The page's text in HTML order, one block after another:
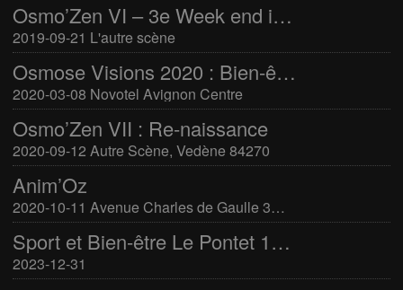
Osmo’Zen VI – 3e Week end international du bien-être
2019-09-21 L'autre scène
Osmose Visions 2020 : Bien-être et arts divinatoires
2020-03-08 Novotel Avignon Centre
Osmo’Zen VII : Re-naissance
2020-09-12 Autre Scène, Vedène 84270
Anim’Oz
2020-10-11 Avenue Charles de Gaulle 30400 Villeneuve-Lès-Avignon
Sport et Bien-être Le Pontet 16-17 mars 2024
2023-12-31